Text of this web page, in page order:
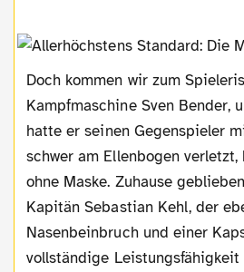
Doch kommen wir zum
Kampfmaschine Sven Bender,
hatte er seinen Gegenspieler
schwer am Ellenbogen
ohne Maske. Zuhause
Kapitän Sebastian Kehl, der
Nasenbeinbruch und einer
vollständige